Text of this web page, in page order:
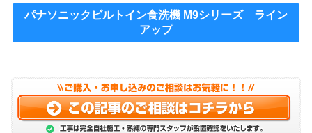
パナソニックビルトイン食洗機 M9シリーズ ライン
アップ